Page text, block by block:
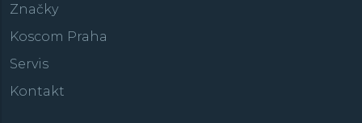
Značky
Koscom Praha
Servis
Kontakt